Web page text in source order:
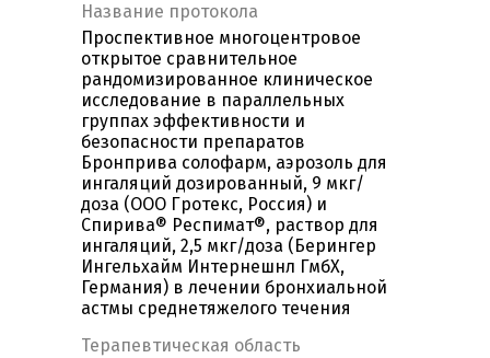
Название протокола
Проспективное многоцентровое
открытое сравнительное
рандомизированное клиническое
исследование в параллельных
группах эффективности и
безопасности препаратов
Бронприва солофарм, аэрозоль для
ингаляций дозированный, 9 мкг/
доза (ООО Гротекс, Россия) и
Спирива® Респимат®, раствор для
ингаляций, 2,5 мкг/доза (Берингер
Ингельхайм Интернешнл ГмбХ,
Германия) в лечении бронхиальной
астмы среднетяжелого течения
Терапевтическая область